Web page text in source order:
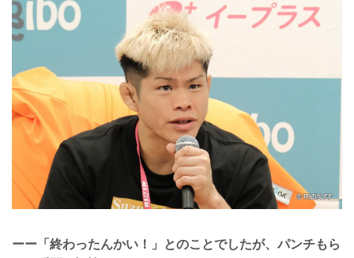
ーー「終わったんかい！」とのことでしたが、パンチもら